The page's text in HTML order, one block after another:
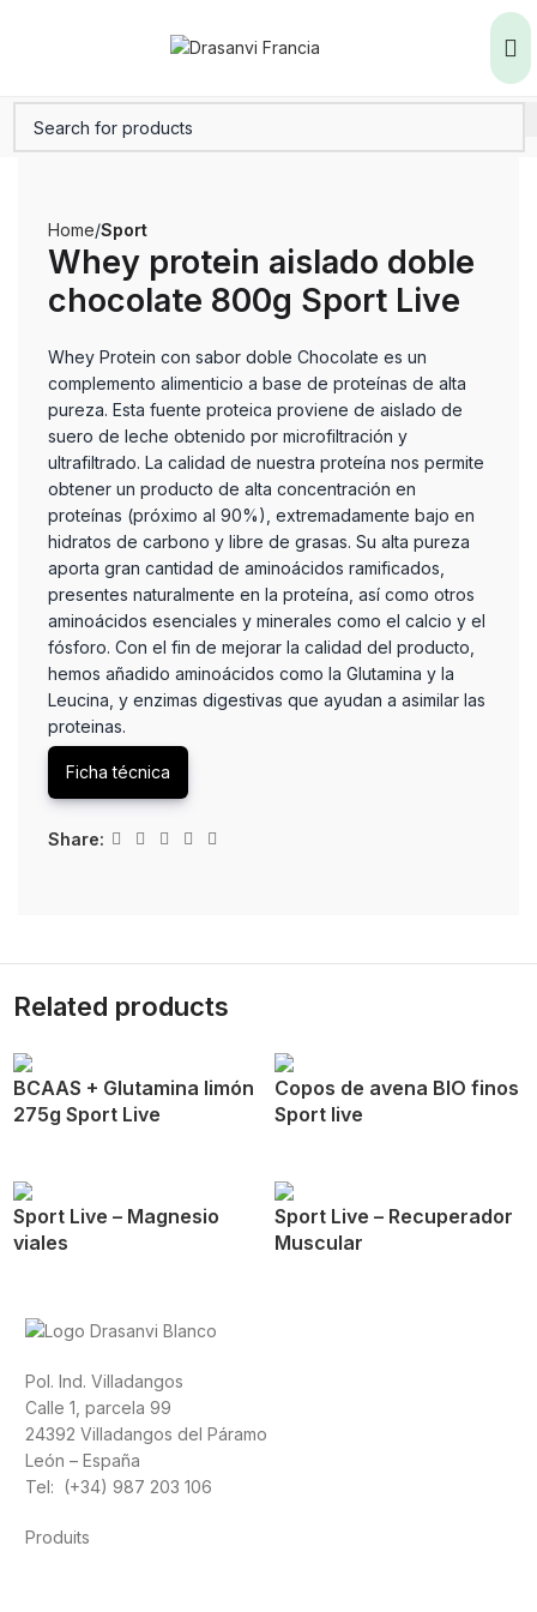
Home Sport
Whey protein aislado doble
chocolate 800g Sport Live
Whey Protein con sabor doble Chocolate es un
complemento alimenticio a base de proteínas de alta
pureza. Esta fuente proteica proviene de aislado de
suero de leche obtenido por microfiltración y
ultrafiltrado. La calidad de nuestra proteína nos permite
obtener un producto de alta concentración en
proteínas (próximo al 90%), extremadamente bajo en
hidratos de carbono y libre de grasas. Su alta pureza
aporta gran cantidad de aminoácidos ramificados,
presentes naturalmente en la proteína, así como otros
aminoácidos esenciales y minerales como el calcio y el
fósforo. Con el fin de mejorar la calidad del producto,
hemos añadido aminoácidos como la Glutamina y la
Leucina, y enzimas digestivas que ayudan a asimilar las
proteinas.
Ficha técnica
Share:
Related products
BCAAS + Glutamina limón
275g Sport Live
Copos de avena BIO finos
Sport live
Sport Live – Magnesio
viales
Sport Live – Recuperador
Muscular
Pol. Ind. Villadangos
Calle 1, parcela 99
24392 Villadangos del Páramo
León – España
Tel: (+34) 987 203 106
Produits